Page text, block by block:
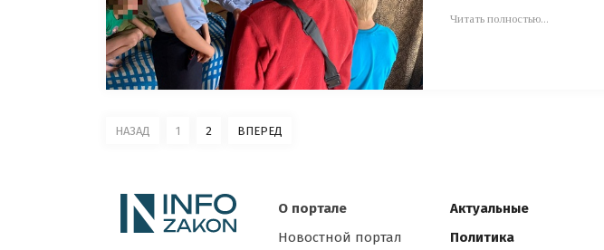
Читать полностью...
НАЗАД 1 2 ВПЕРЕД
О портале
Новостной портал
Актуальные
Политика